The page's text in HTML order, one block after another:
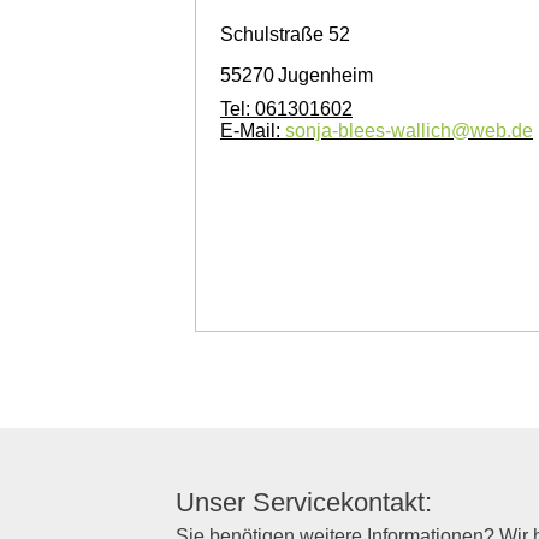
Schulstraße 52
55270Jugenheim
Tel: 061301602
E-Mail: sonja-blees-wallich@web.de
Unser Servicekontakt: